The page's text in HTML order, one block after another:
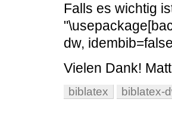
Falls es wichtig
dw,
Vielen Dank!
biblatex biblatex-